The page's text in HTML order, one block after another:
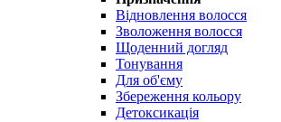
Відновлення волосся
Зволоження волосся
Щоденний догляд
Тонування
Для об'єму
Збереження кольору
Детоксикація